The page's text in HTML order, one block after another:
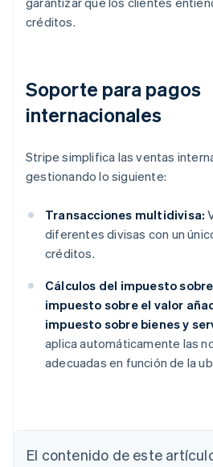
créditos.
Soporte para pagos
internacionales
Stripe simplifica las ventas
gestionando lo siguiente:
Transacciones multidivisa:
diferentes divisas con un
créditos.
Cálculos del impuesto
impuesto sobre el valor
impuesto sobre bienes y
aplica automáticamente las
adecuadas en función de la
El contenido de este
DeutschEnglish